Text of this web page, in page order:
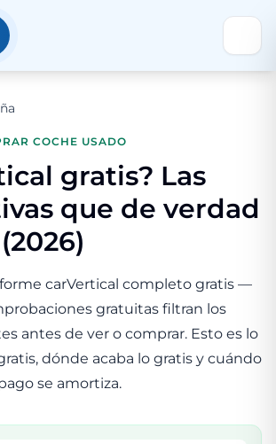
COCHE USADO
gratis? Las
que de verdad
carVertical completo gratis —
gratuitas filtran los
antes de ver o comprar. Esto es lo
dónde acaba lo gratis y cuándo
se amortiza.